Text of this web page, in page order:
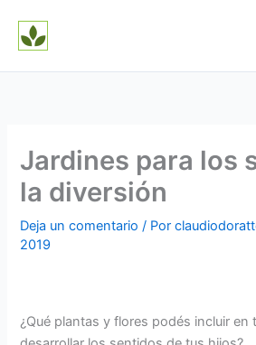
contenido
Jardines para los
la diversión
Deja un comentario / Por
2019
¿Qué plantas y flores podés incluir en